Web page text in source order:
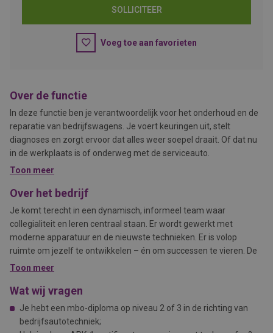
SOLLICITEER
Voeg toe aan favorieten
Over de functie
In deze functie ben je verantwoordelijk voor het onderhoud en de
reparatie van bedrijfswagens. Je voert keuringen uit, stelt
diagnoses en zorgt ervoor dat alles weer soepel draait. Of dat nu
in de werkplaats is of onderweg met de serviceauto.
Toon meer
Over het bedrijf
Je komt terecht in een dynamisch, informeel team waar
collegialiteit en leren centraal staan. Er wordt gewerkt met
moderne apparatuur en de nieuwste technieken. Er is volop
ruimte om jezelf te ontwikkelen – én om successen te vieren. De
organisatie is actief in binnen- en buitenland en biedt een stabiele
Toon meer
Wat wij vragen
Je hebt een mbo-diploma op niveau 2 of 3 in de richting van
bedrijfsautotechniek;